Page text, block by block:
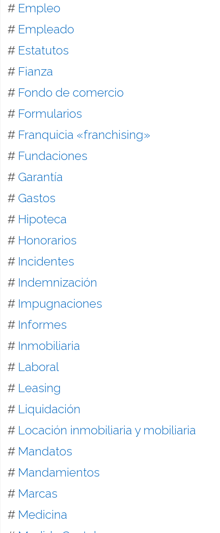
# Empleo
# Empleado
# Estatutos
# Fianza
# Fondo de comercio
# Formularios
# Franquicia «franchising»
# Fundaciones
# Garantía
# Gastos
# Hipoteca
# Honorarios
# Incidentes
# Indemnización
# Impugnaciones
# Informes
# Inmobiliaria
# Laboral
# Leasing
# Liquidación
# Locación inmobiliaria y mobiliaria
# Mandatos
# Mandamientos
# Marcas
# Medicina